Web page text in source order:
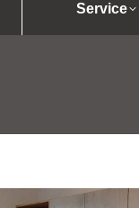
Service